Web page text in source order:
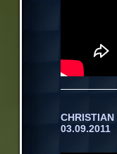
03.09.2011